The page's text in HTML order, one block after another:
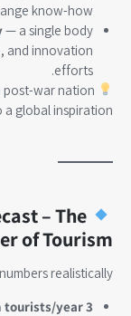
know-how.
— a single body
and innovation
efforts.
post-war nation
a global inspiration.
– The
of Tourism
realistically:
3 million tourists/year